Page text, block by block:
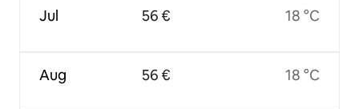
Jul
Aug
56 €
56 €
18 °C
18 °C